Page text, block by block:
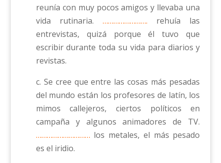
reunía con muy pocos amigos y llevaba una
vida rutinaria. ……………………. rehuía las
entrevistas, quizá porque él tuvo que
escribir durante toda su vida para diarios y
revistas.
c. Se cree que entre las cosas más pesadas
del mundo están los profesores de latín, los
mimos callejeros, ciertos políticos en
campaña y algunos animadores de TV.
………………………… los metales, el más pesado
es el iridio.